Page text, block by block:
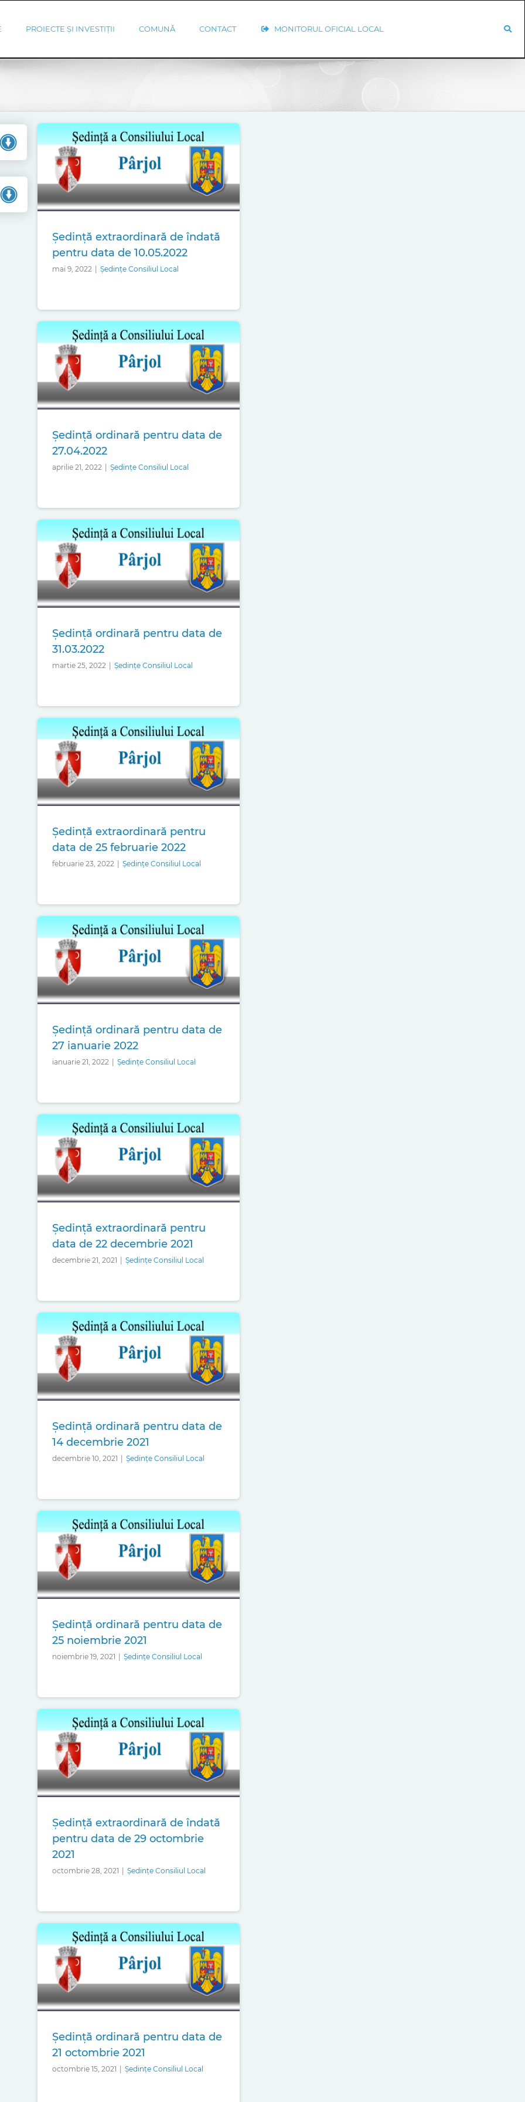
PROIECTE ȘI INVESTIȚII COMUNĂ CONTACT MONITORUL OFICIAL LOCAL
Ședință extraordinară de îndată
pentru data de 10.05.2022
mai 9, 2022 Ședințe Consiliul Local
Ședinţă ordinară pentru data de
27.04.2022
aprilie 21, 2022 Ședințe Consiliul Local
Ședinţă ordinară pentru data de
31.03.2022
martie 25, 2022 Ședințe Consiliul Local
Ședință extraordinară pentru
data de 25 februarie 2022
februarie 23, 2022 Ședințe Consiliul Local
Ședință ordinară pentru data de
27 ianuarie 2022
ianuarie 21, 2022 Ședințe Consiliul Local
Ședință extraordinară pentru
data de 22 decembrie 2021
decembrie 21, 2021 Ședințe Consiliul Local
Ședință ordinară pentru data de
14 decembrie 2021
decembrie 10, 2021 Ședințe Consiliul Local
Ședință ordinară pentru data de
25 noiembrie 2021
noiembrie 19, 2021 Ședințe Consiliul Local
Ședință extraordinară de îndată
pentru data de 29 octombrie
2021
octombrie 28, 2021 Ședințe Consiliul Local
Ședință ordinară pentru data de
21 octombrie 2021
octombrie 15, 2021 Ședințe Consiliul Local